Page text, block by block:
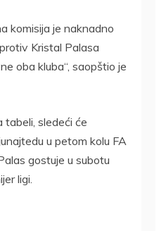
komisija je naknadno
Kristal Palasa
oba kluba“, saopštio je
tabeli, sledeći će
u petom kolu FA
gostuje u subotu
ligi.